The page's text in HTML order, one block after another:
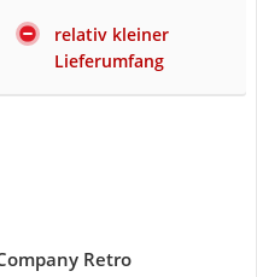
relativ kleiner
Lieferumfang
Retro